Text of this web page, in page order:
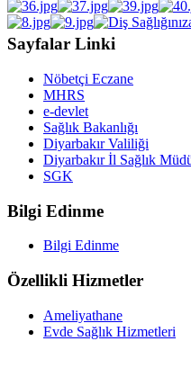
Sayfalar Linki
Nöbetçi Eczane
MHRS
e-devlet
Sağlık Bakanlığı
Diyarbakır Valiliği
Diyarbakır İl Sağlık
SGK
Bilgi Edinme
Bilgi Edinme
Özellikli Hizmetler
Ameliyathane
Evde Sağlık Hizmetleri